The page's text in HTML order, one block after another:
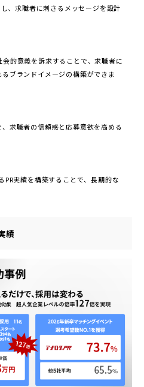
、求職者に刺さるメッセージを設計
的意義を訴求することで、求職者に
るブランドイメージの構築ができま
求職者の信頼感と応募意欲を高める
PR実績を構築することで、長期的な
績